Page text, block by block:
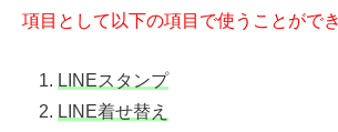
項目として以下の項目で使うことができ
LINEスタンプ
LINE着せ替え